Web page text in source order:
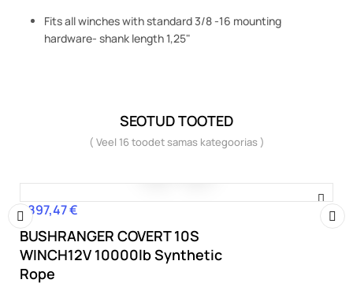
Fits all winches with standard 3/8 -16 mounting
hardware- shank length 1,25"
SEOTUD TOOTED
( Veel 16 toodet samas kategoorias )
Hind
1 897,47 €
BUSHRANGER COVERT 10S
WINCH12V 10000lb Synthetic
Rope
‹